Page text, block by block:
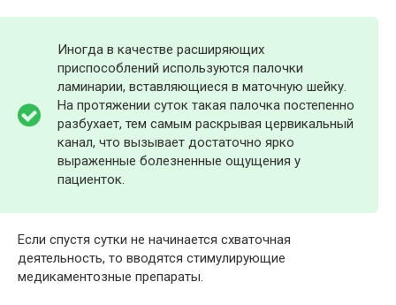
Иногда в качестве расширяющих
приспособлений используются палочки
ламинарии, вставляющиеся в маточную шейку.
На протяжении суток такая палочка постепенно
разбухает, тем самым раскрывая цервикальный
канал, что вызывает достаточно ярко
выраженные болезненные ощущения у
пациенток.
Если спустя сутки не начинается схваточная
деятельность, то вводятся стимулирующие
медикаментозные препараты.